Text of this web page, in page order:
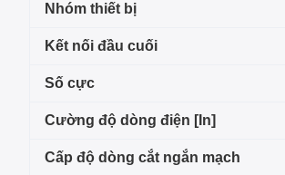
Nhóm thiết bị
Kết nối đầu cuối
Số cực
Cường độ dòng điện [In]
Cấp độ dòng cắt ngắn mạch